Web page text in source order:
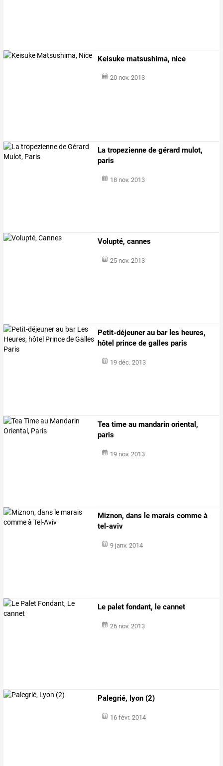
Keisuke matsushima, nice
20 nov. 2013
La tropezienne de gérard mulot,
paris
18 nov. 2013
Volupté, cannes
25 nov. 2013
Petit-déjeuner au bar les heures,
hôtel prince de galles paris
19 déc. 2013
Tea time au mandarin oriental,
paris
19 nov. 2013
Miznon, dans le marais comme à
tel-aviv
9 janv. 2014
Le palet fondant, le cannet
26 nov. 2013
Palegrié, lyon (2)
16 févr. 2014